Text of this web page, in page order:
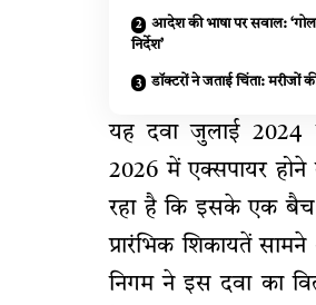
आदेश की भाषा पर सवाल:
निर्देश’
डॉक्टरों ने जताई चिंता: मरीजों
यह दवा जुलाई 2024
2026 में एक्सपायर होने
रहा है कि इसके एक
प्रारंभिक शिकायतें
निगम ने इस दवा का